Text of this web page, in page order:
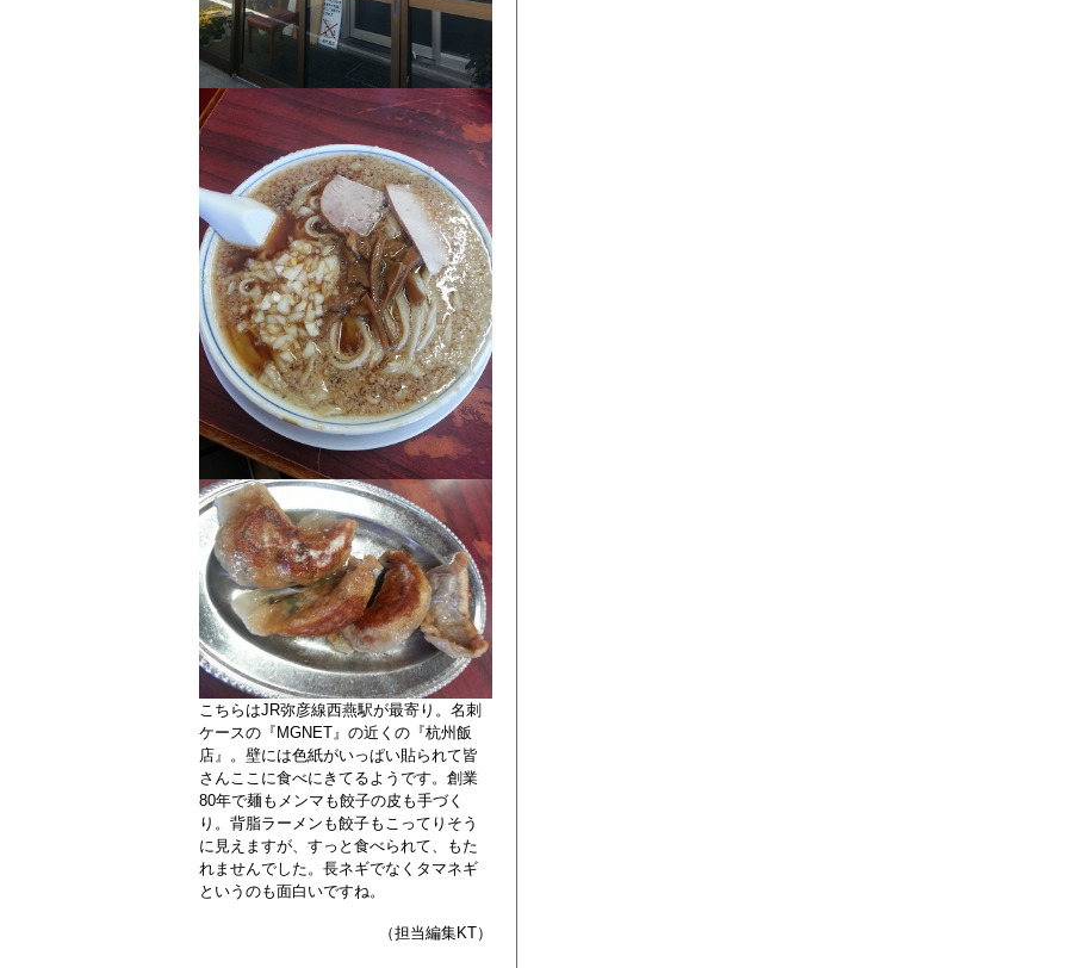
こちらはJR弥彦線西燕駅が最寄り。名刺
ケースの『MGNET』の近くの『杭州飯
店』。壁には色紙がいっぱい貼られて皆
さんここに食べにきてるようです。創業
80年で麺もメンマも餃子の皮も手づく
り。背脂ラーメンも餃子もこってりそう
に見えますが、すっと食べられて、もた
れませんでした。長ネギでなくタマネギ
というのも面白いですね。
（担当編集KT）